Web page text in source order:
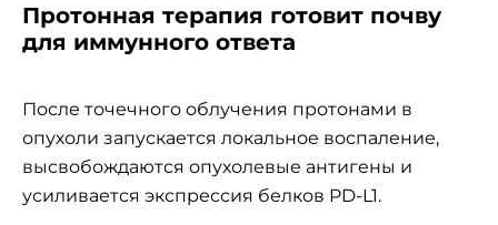
Протонная терапия готовит почву
для иммунного ответа
После точечного облучения протонами в
опухоли запускается локальное воспаление,
высвобождаются опухолевые антигены и
усиливается экспрессия белков PD-L1.